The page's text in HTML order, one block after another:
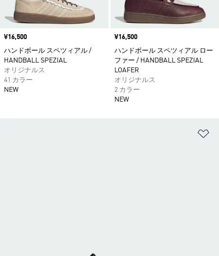
価格
¥16,500
ハンドボール スペツィアル /
HANDBALL SPEZIAL
オリジナルス
41 カラー
NEW
価格
¥16,500
ハンドボール スペツィアル ロー
ファー / HANDBALL SPEZIAL
LOAFER
オリジナルス
2 カラー
NEW